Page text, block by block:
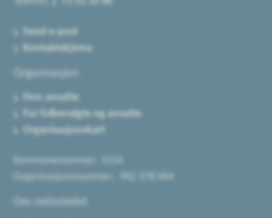
Send e-post
Kontaktskjema
Organisasjon
Finn ansatte
For folkevalgte og ansatte
Organisasjonskart
Kommunenummer: 1554
Organisasjonsnummer: 962 378 064
Om nettstedet